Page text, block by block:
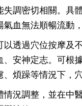
調密切相關。具
血無法順暢流動
透過穴位按摩及
安神定志。可根
煩躁等情況下，
況調整，並在中